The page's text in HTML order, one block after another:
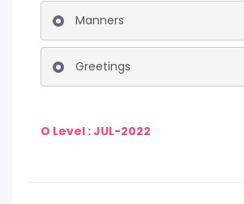
Manners
Greetings
O Level : JUL-2022